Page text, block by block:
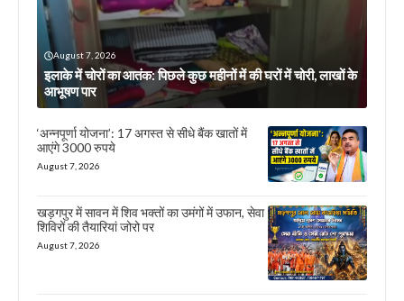
August 7, 2026
इलाके में चोरों का आतंक: पिछले कुछ महीनों में की घरों में चोरी, लाखों के
आभूषण पार
‘अन्नपूर्णा योजना’: 17 अगस्त से सीधे बैंक खातों में
आएंगे 3000 रुपये
August 7, 2026
खड़गपुर में सावन में शिव भक्तों का उमंगों में उफान, सेवा
शिविरों की तैयारियां जोरो पर
August 7, 2026